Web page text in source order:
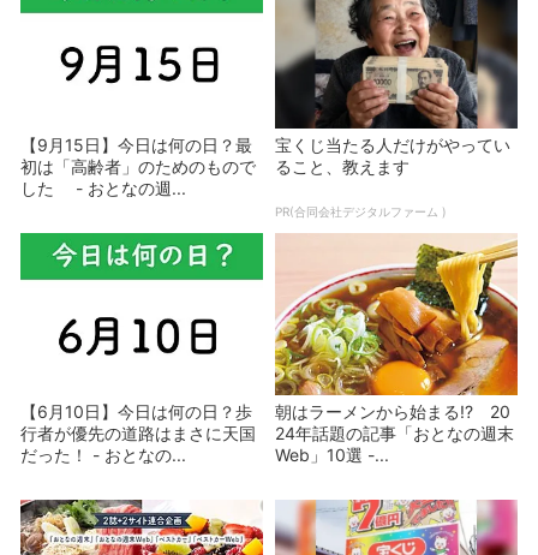
【9月15日】今日は何の日？最
初は「高齢者」のためのもので
した - おとなの週...
宝くじ当たる人だけがやってい
ること、教えます
PR(合同会社デジタルファーム )
【6月10日】今日は何の日？歩
行者が優先の道路はまさに天国
だった！ - おとなの...
朝はラーメンから始まる!? 20
24年話題の記事「おとなの週末
Web」10選 -...